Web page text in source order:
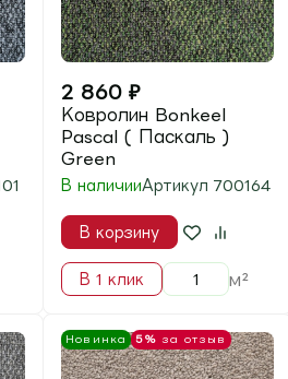
2 190 ₽
Ковролин BONKEEL
Split ( Сплит ) Greige
В наличии
В корзину